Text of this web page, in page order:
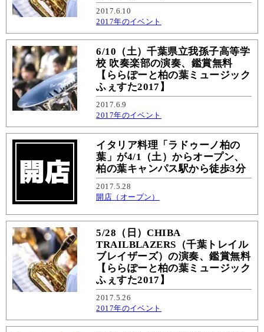
2017.6.10
2017年のイベント
6/10（土）千葉県立我孫子高等学
校 吹奏楽部の演奏、鑑賞無料
【ららぽーと柏の葉ミュージック
ふぇすた2017】
2017.6.9
2017年のイベント
イタリア料理「ラドゥーノ柏の
葉」が4/1（土）からオープン、
柏の葉キャンパス駅から徒歩3分
2017.5.28
開店（オープン）
5/28（日）CHIBA
TRAILBLAZERS（千葉トレイル
ブレイザーズ）の演奏、鑑賞無料
【ららぽーと柏の葉ミュージック
ふぇすた2017】
2017.5.26
2017年のイベント